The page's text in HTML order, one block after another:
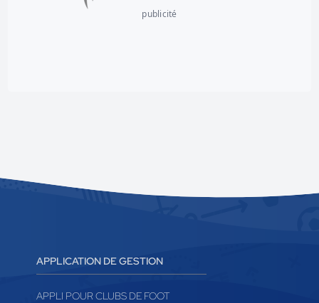
publicité
APPLICATION DE GESTION
APPLI POUR CLUBS DE FOOT